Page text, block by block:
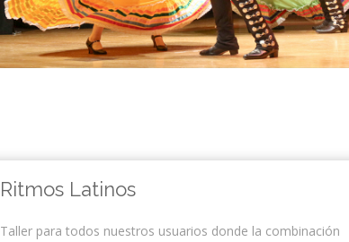
Ritmos Latinos
Taller para todos nuestros usuarios donde la combinación